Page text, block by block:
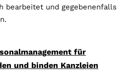
bearbeitet und gegebenenfalls
für
und binden Kanzleien